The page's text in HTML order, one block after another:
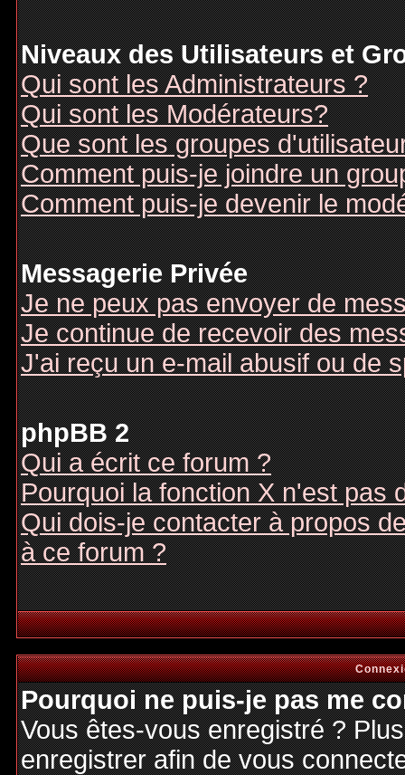
Niveaux des Utilisateurs et
Qui sont les Administrateurs ?
Qui sont les Modérateurs?
Que sont les groupes
Comment puis-je joindre un
Comment puis-je devenir le
Messagerie Privée
Je ne peux pas envoyer de
Je continue de recevoir des
J'ai reçu un e-mail abusif ou de
phpBB 2
Qui a écrit ce forum ?
Pourquoi la fonction X n'est pas
Qui dois-je contacter à propos
à ce forum ?
Pourquoi ne puis-je pas me
Vous êtes-vous enregistré ?
enregistrer afin de vous